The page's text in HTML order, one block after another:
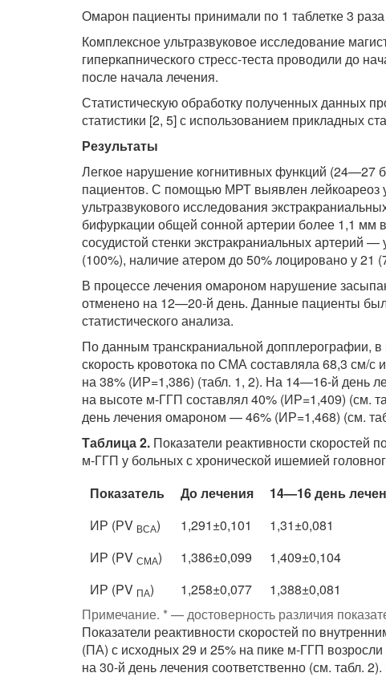
Омарон пациенты принимали по 1 таблетке 3
Комплексное ультразвуковое исследование
гиперкапнического стресс-теста проводили до
после начала лечения.
Статистическую обработку полученных данных
статистики [2, 5] с использованием прикладных
Результаты
Легкое нарушение когнитивных функций (24—27
пациентов. С помощью МРТ выявлен лейкоареоз
ультразвукового исследования
бифуркации общей сонной артерии более 1,1 мм
сосудистой стенки экстракраниальных артерий
(100%), наличие атером до 50% лоцировано у 21
В процессе лечения омароном нарушение
отменено на 12—20-й день. Данные пациенты
статистического анализа.
По данным транскраниальной допплерографии,
скорость кровотока по СМА составляла 68,3 см/
на 38% (ИР=1,386) (табл. 1, 2). На 14—16-й день
на высоте м-ГГП составлял 40% (ИР=1,409) (см.
день лечения омароном — 46% (ИР=1,468) (см.
Таблица 2. Показатели реактивности
м-ГГП у больных с хронической ишемией
Показатель
До лечения 14—16 день
ИР (РV ВСА) 1,291±0,101 1,31±0,081
ИР (PV СМА) 1,386±0,099 1,409±0,104
ИР (PV ПА) 1,258±0,077 1,388±0,081
Примечание. * — достоверность различия
Показатели реактивности скоростей по
(ПА) с исходных 29 и 25% на пике м-ГГП
на 30-й день лечения соответственно (см. табл.